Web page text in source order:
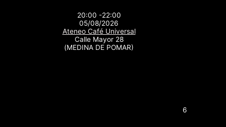
20:00 -22:00
05/08/2026
Ateneo Café Universal
Calle Mayor 28
(MEDINA DE POMAR)
6